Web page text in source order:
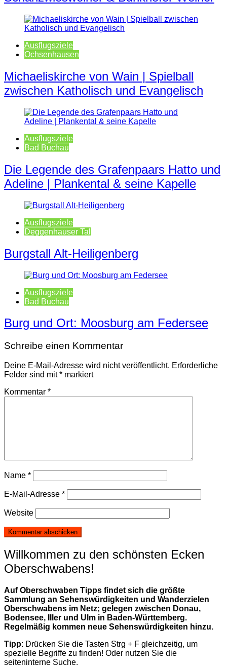
Ausflugsziele
Ochsenhausen
Michaeliskirche von Wain | Spielball
zwischen Katholisch und Evangelisch
Ausflugsziele
Bad Buchau
Die Legende des Grafenpaars Hatto und
Adeline | Plankental & seine Kapelle
Ausflugsziele
Deggenhauser Tal
Burgstall Alt-Heiligenberg
Ausflugsziele
Bad Buchau
Burg und Ort: Moosburg am Federsee
Schreibe einen Kommentar
Deine E-Mail-Adresse wird nicht veröffentlicht. Erforderliche
Felder sind mit* markiert
Kommentar *
Name *
E-Mail-Adresse *
Website
Willkommen zu den schönsten Ecken
Oberschwabens!
Auf Oberschwaben Tipps findet sich die größte
Sammlung an Sehenswürdigkeiten und Wanderzielen
Oberschwabens im Netz; gelegen zwischen Donau,
Bodensee, Iller und Ulm in Baden-Württemberg.
Regelmäßig kommen neue Sehenswürdigkeiten hinzu.
Tipp: Drücken Sie die Tasten Strg + F gleichzeitig, um
spezielle Begriffe zu finden! Oder nutzen Sie die
seiteninterne Suche.